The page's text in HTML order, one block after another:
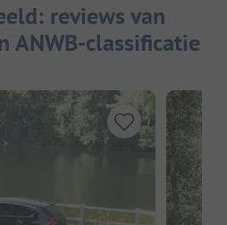
reviews van
ANWB-classificatie